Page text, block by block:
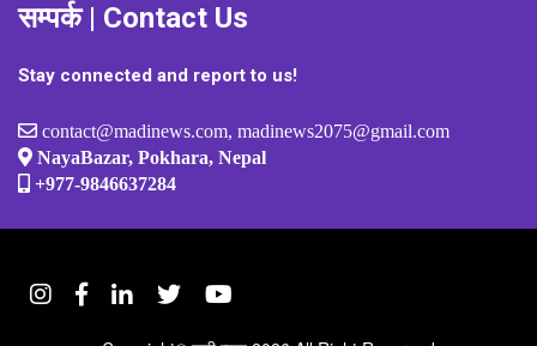
सम्पर्क | Contact Us
Stay connected and report to us!
contact@madinews.com, madinews2075@gmail.com
NayaBazar, Pokhara, Nepal
+977-9846637284